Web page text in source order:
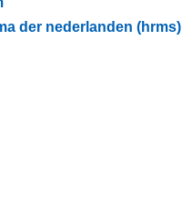
der nederlanden (hrms)